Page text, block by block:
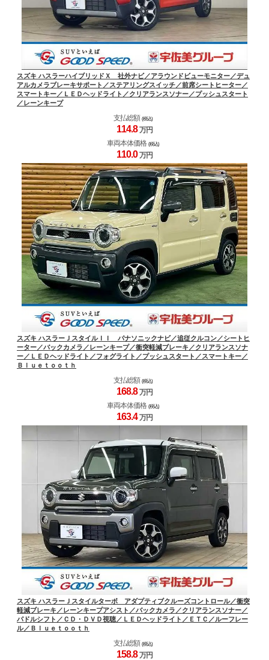
スズキ ハスラーハイブリッドＸ 社外ナビ／アラウンドビューモニター／デュ
アルカメラブレーキサポート／ステアリングスイッチ／前席シートヒーター／
スマートキー／ＬＥＤヘッドライト／クリアランスソナー／プッシュスタート
／レーンキープ
支払総額 (税込)
114.8 万円
車両本体価格 (税込)
110.0 万円
スズキ ハスラーＪスタイルＩＩ パナソニックナビ／追従クルコン／シートヒ
ーター／バックカメラ／レーンキープ／衝突軽減ブレーキ／クリアランスソナ
ー／ＬＥＤヘッドライト／フォグライト／プッシュスタート／スマートキー／
Ｂｌｕｅｔｏｏｔｈ
支払総額 (税込)
168.8 万円
車両本体価格 (税込)
163.4 万円
スズキ ハスラーＪスタイルターボ アダプティブクルーズコントロール／衝突
軽減ブレーキ／レーンキープアシスト／バックカメラ／クリアランスソナー／
パドルシフト／ＣＤ・ＤＶＤ視聴／ＬＥＤヘッドライト／ＥＴＣ／ルーフレー
ル／Ｂｌｕｅｔｏｏｔｈ
支払総額 (税込)
158.8 万円